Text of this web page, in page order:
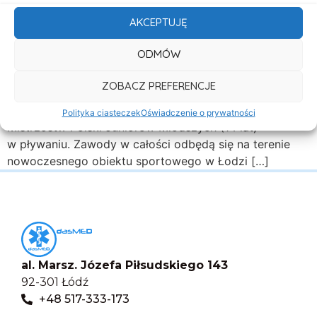
AKCEPTUJĘ
ODMÓW
ZOBACZ PREFERENCJE
Polityka ciasteczekOświadczenie o prywatności
Zimowe Mistrzostwa Polski Juniorów Młodszych
w Pływaniu – zabezpieczenie medyczne DASMED
Zatoka Sportu Politechniki Łódzkiej – Łódź
19-21
grudnia 2025 r. Organizatorzy wydarzenia: Już
medycznych DASMED będzie odpowiedzialny
za kompleksowe zabezpieczenie medyczne Zimowych
w pływaniu. Zawody w całości odbędą się na terenie
nowoczesnego obiektu sportowego w Łodzi […]
al. Marsz. Józefa Piłsudskiego 143
92-301 Łódź
+48 517-333-173